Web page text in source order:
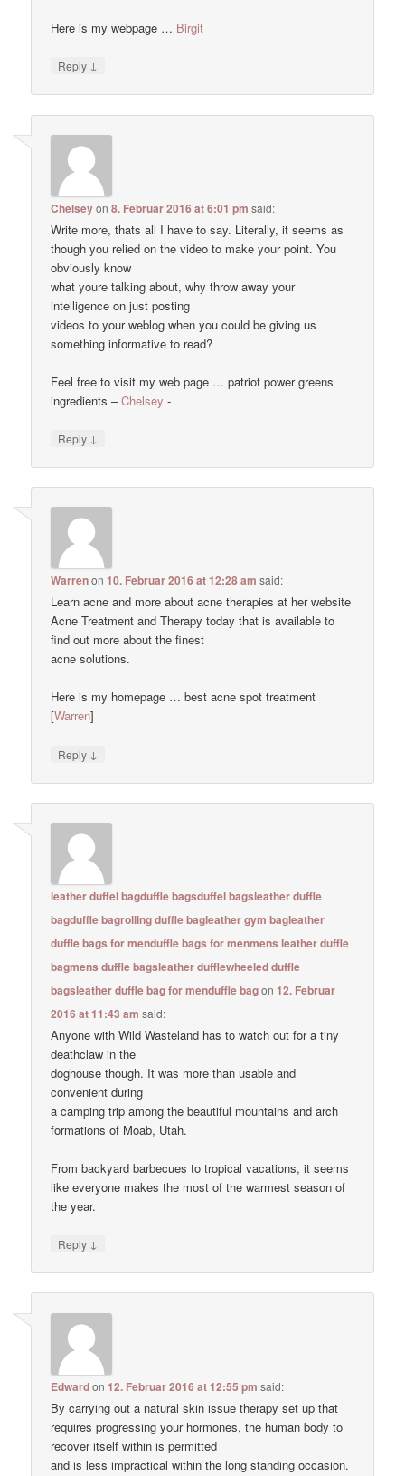
Here is my webpage … Birgit
Reply ↓
Chelseyon8. Februar 2016 at 6:01 pm said:
Write more, thats all I have to say. Literally, it seems as
though you relied on the video to make your point. You
obviously know
what youre talking about, why throw away your
intelligence on just posting
videos to your weblog when you could be giving us
something informative to read?
Feel free to visit my web page … patriot power greens
ingredients –Chelsey -
Reply ↓
Warrenon10. Februar 2016 at 12:28 am said:
Learn acne and more about acne therapies at her website
Acne Treatment and Therapy today that is available to
find out more about the finest
acne solutions.
Here is my homepage … best acne spot treatment
[Warren]
Reply ↓
leather duffel bagduffle bagsduffel bagsleather duffle
bagduffle bagrolling duffle bagleather gym bagleather
duffle bags for menduffle bags for menmens leather duffle
bagmens duffle bagsleather dufflewheeled duffle
bagsleather duffle bag for menduffle bagon12. Februar
2016 at 11:43 am said:
Anyone with Wild Wasteland has to watch out for a tiny
deathclaw in the
doghouse though. It was more than usable and
convenient during
a camping trip among the beautiful mountains and arch
formations of Moab, Utah.
From backyard barbecues to tropical vacations, it seems
like everyone makes the most of the warmest season of
the year.
Reply ↓
Edwardon12. Februar 2016 at 12:55 pm said:
By carrying out a natural skin issue therapy set up that
requires progressing your hormones, the human body to
recover itself within is permitted
and is less impractical within the long standing occasion.